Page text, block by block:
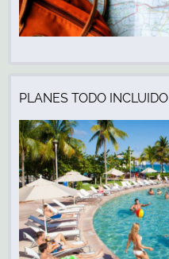
PLANES TODO INCLUIDO